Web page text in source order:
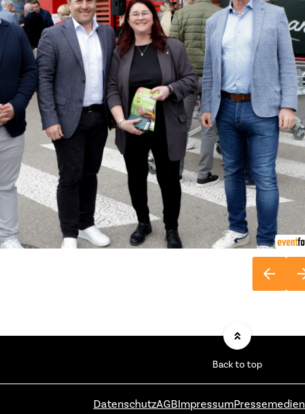
Back to top
DatenschutzAGBImpressumPressemedien